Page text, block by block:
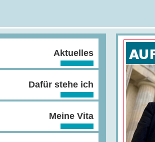
Aktuelles
Dafür stehe ich
Meine Vita